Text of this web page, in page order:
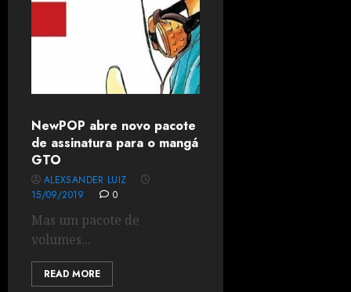
NewPOP abre novo pacote
de assinatura para o mangá
GTO
ALEXSANDER LUIZ
15/09/2019
0
Mas um pacote de
volumes...
READ MORE